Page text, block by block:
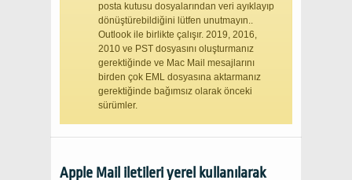
posta kutusu dosyalarından veri ayıklayıp
dönüştürebildiğini lütfen unutmayın..
Outlook ile birlikte çalışır. 2019, 2016,
2010 ve PST dosyasını oluşturmanız
gerektiğinde ve Mac Mail mesajlarını
birden çok EML dosyasına aktarmanız
gerektiğinde bağımsız olarak önceki
sürümler.
Apple Mail iletileri yerel kullanılarak